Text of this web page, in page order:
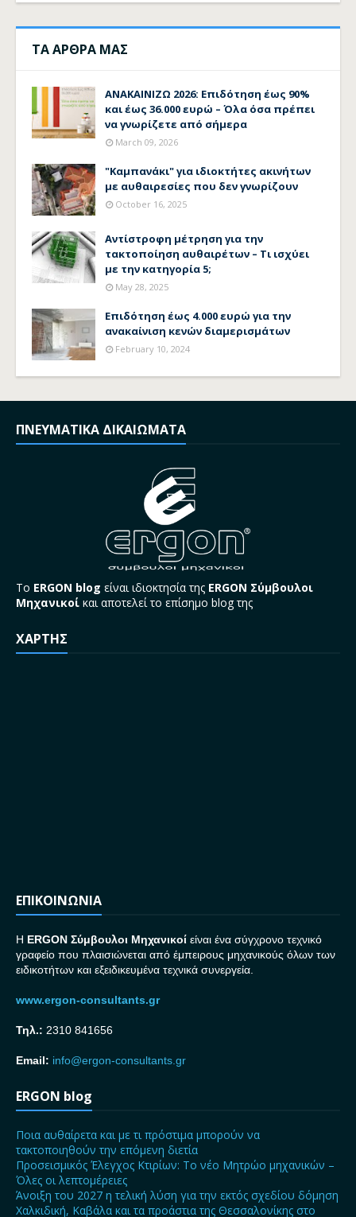
ΤΑ ΑΡΘΡΑ ΜΑΣ
ΑΝΑΚΑΙΝΙΖΩ 2026: Επιδότηση έως 90%
και έως 36.000 ευρώ – Όλα όσα πρέπει
να γνωρίζετε από σήμερα
March 09, 2026
"Καμπανάκι" για ιδιοκτήτες ακινήτων
με αυθαιρεσίες που δεν γνωρίζουν
October 16, 2025
Αντίστροφη μέτρηση για την
τακτοποίηση αυθαιρέτων – Τι ισχύει
με την κατηγορία 5;
May 28, 2025
Επιδότηση έως 4.000 ευρώ για την
ανακαίνιση κενών διαμερισμάτων
February 10, 2024
ΠΝΕΥΜΑΤΙΚΑ ΔΙΚΑΙΩΜΑΤΑ
Το ERGON blog είναι ιδιοκτησία της ERGON Σύμβουλοι
Μηχανικοί και αποτελεί το επίσημο blog της
ΧΑΡΤΗΣ
ΕΠΙΚΟΙΝΩΝΙΑ
H ERGON Σύμβουλοι Μηχανικοί είναι ένα σύγχρονο τεχνικό
γραφείο που πλαισιώνεται από έμπειρους μηχανικούς όλων των
ειδικοτήτων και εξειδικευμένα τεχνικά συνεργεία.
www.ergon-consultants.gr
Τηλ.: 2310 841656
Email: info@ergon-consultants.gr
ERGON blog
Ποια αυθαίρετα και με τι πρόστιμα μπορούν να
τακτοποιηθούν την επόμενη διετία
Προσεισμικός Έλεγχος Κτιρίων: Το νέο Μητρώο μηχανικών –
Όλες οι λεπτομέρειες
Άνοιξη του 2027 η τελική λύση για την εκτός σχεδίου δόμηση
Χαλκιδική, Καβάλα και τα προάστια της Θεσσαλονίκης στο